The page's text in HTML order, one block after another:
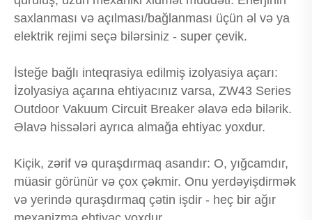
saxlanması və açılması/bağlanması üçün əl və ya
elektrik rejimi seçə bilərsiniz - super çevik.
İsteğe bağlı inteqrasiya edilmiş izolyasiya açarı:
İzolyasiya açarına ehtiyacınız varsa, ZW43 Series
Outdoor Vakuum Circuit Breaker əlavə edə bilərik.
Əlavə hissələri ayrıca almağa ehtiyac yoxdur.
Kiçik, zərif və quraşdırmaq asandır: O, yığcamdır,
müasir görünür və çox çəkmir. Onu yerdəyişdirmək
və yerində quraşdırmaq çətin işdir - heç bir ağır